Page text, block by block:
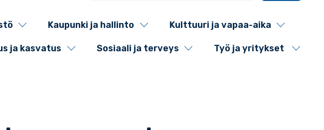
Kaupunki ja hallinto Kulttuuri ja vapaa-aika
ja kasvatus Sosiaali ja terveys Työ ja yritykset